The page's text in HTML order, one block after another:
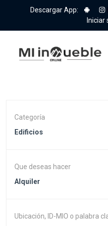
Descargar App:
Iniciar
Categoría
Edificios
Que deseas hacer
Alquiler
Ubicación, ID-MIO o palabra